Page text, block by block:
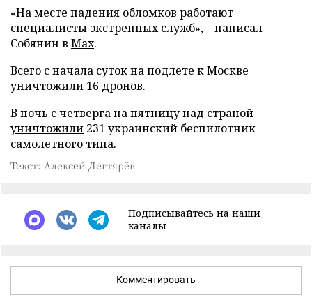
«На месте падения обломков работают
специалисты экстренных служб», – написал
Собянин в Max.
Всего с начала суток на подлете к Москве
уничтожили 16 дронов.
В ночь с четверга на пятницу над страной
уничтожили 231 украинский беспилотник
самолетного типа.
Текст: Алексей Дегтярёв
Подписывайтесь на наши
каналы
Комментировать